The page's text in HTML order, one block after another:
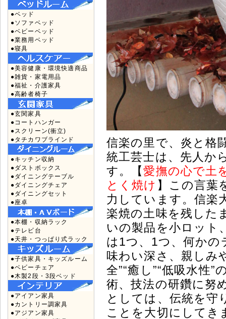
●ベッド
●ソファベッド
●ベビーベッド
●業務用ベッド
●寝具
●美容健康・環境快適商品
●雑貨・家電用品
●福祉・介護家具
●高齢者椅子
●玄関家具
●コートハンガー
●スクリーン(衝立)
●タチカワブラインド
●キッチン収納
●ダストボックス
●ダイニングテーブル
●ダイニングチェア
●ダイニングセット
●座卓
●本棚・収納ラック
●テレビ台
●天井・つっぱり式ラック
●子供家具・キッズルーム
●ベビーチェア
●木製2段・3段ベッド
●アイアン家具
●カントリー調家具
●アジアン家具
信楽の里で、炎と格
統工芸士は、先人か
す。【愛撫の心で土
とく焼け 】この言葉
力しています。信楽
楽焼の土味を残した
いの製品を小ロット
は1つ、1つ、何か
味わい深さ、親しみ
全”“癒し”“低吸水性
術、技法の研鑽に努
としては、伝統を守
ことを大切にしてき